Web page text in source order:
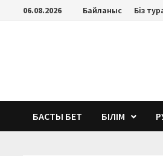
Перейти06.08.2026 Байланыс Біз
БАСТЫ БЕТ БІЛІМ